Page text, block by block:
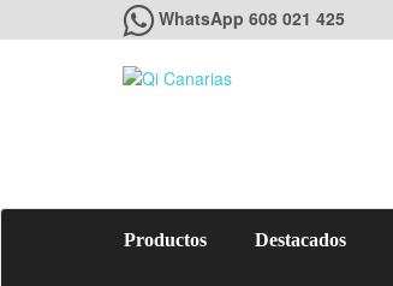
WhatsApp 608 021 425
Productos Destacados